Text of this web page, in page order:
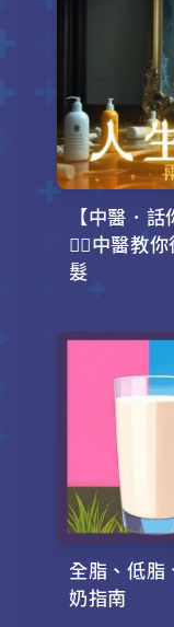
【中醫．
💇‍♂️中醫教
髮
全脂、低脂
奶指南